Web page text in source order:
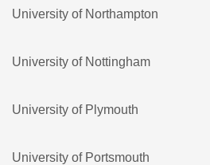
University of Northampton
University of Nottingham
University of Plymouth
University of Portsmouth